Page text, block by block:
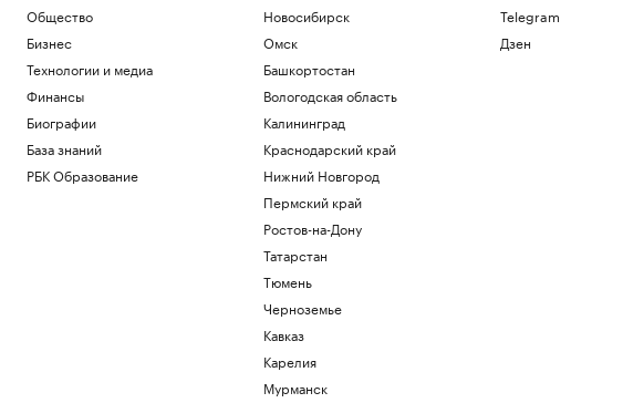
Общество
Бизнес
Технологии и медиа
Финансы
Биографии
База знаний
РБК Образование
Новосибирск
Омск
Башкортостан
Вологодская область
Калининград
Краснодарский край
Нижний Новгород
Пермский край
Ростов-на-Дону
Татарстан
Тюмень
Черноземье
Кавказ
Карелия
Мурманск
Telegram
Дзен